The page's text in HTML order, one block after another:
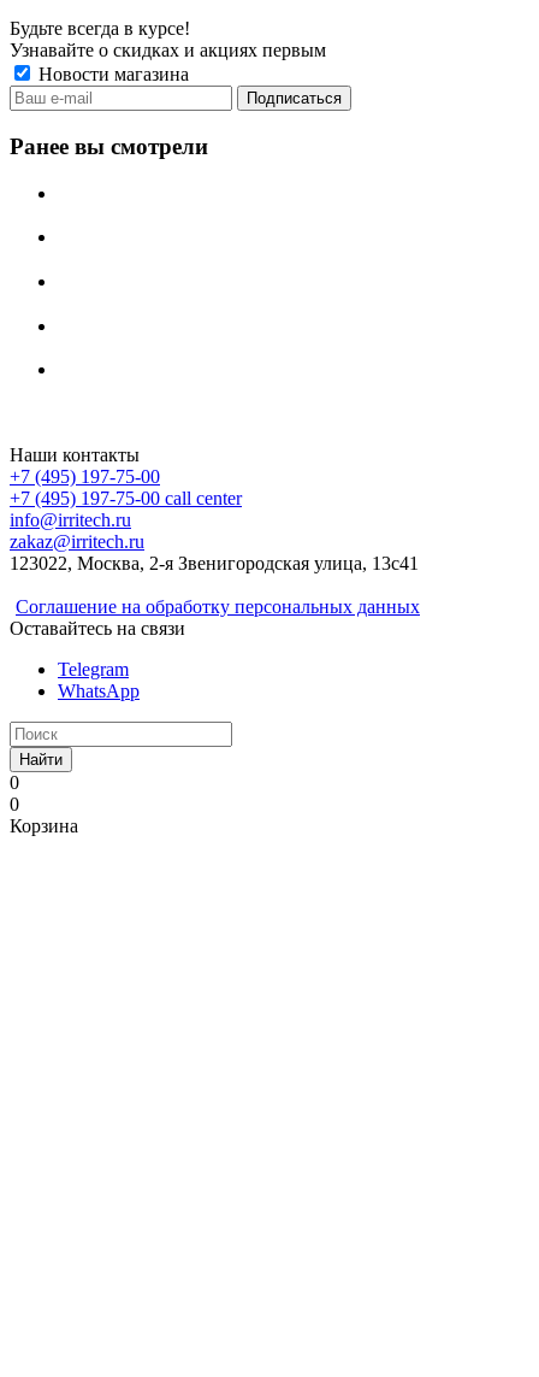
Будьте всегда в курсе!
Узнавайте о скидках и акциях первым
Новости магазина
Ранее вы смотрели
Наши контакты
+7 (495) 197-75-00
+7 (495) 197-75-00 call center
info@irritech.ru
zakaz@irritech.ru
123022, Москва, 2-я Звенигородская улица, 13с41
Соглашение на обработку персональных данных
Оставайтесь на связи
Telegram
WhatsApp
Найти
0
0
Корзина